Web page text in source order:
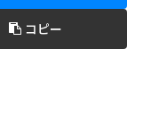
コピー